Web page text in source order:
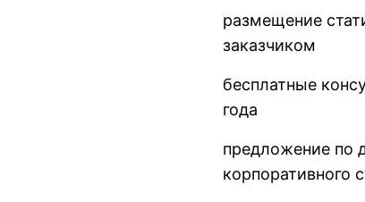
размещение
заказчиком
бесплатные
года
предложение по
корпоративного